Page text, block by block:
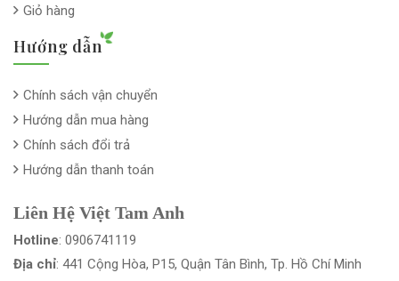
Giỏ hàng
Hướng dẫn
Chính sách vận chuyển
Hướng dẫn mua hàng
Chính sách đổi trả
Hướng dẫn thanh toán
Liên Hệ Việt Tam Anh
Hotline: 0906741119
Địa chỉ: 441 Cộng Hòa, P15, Quận Tân Bình, Tp. Hồ Chí Minh